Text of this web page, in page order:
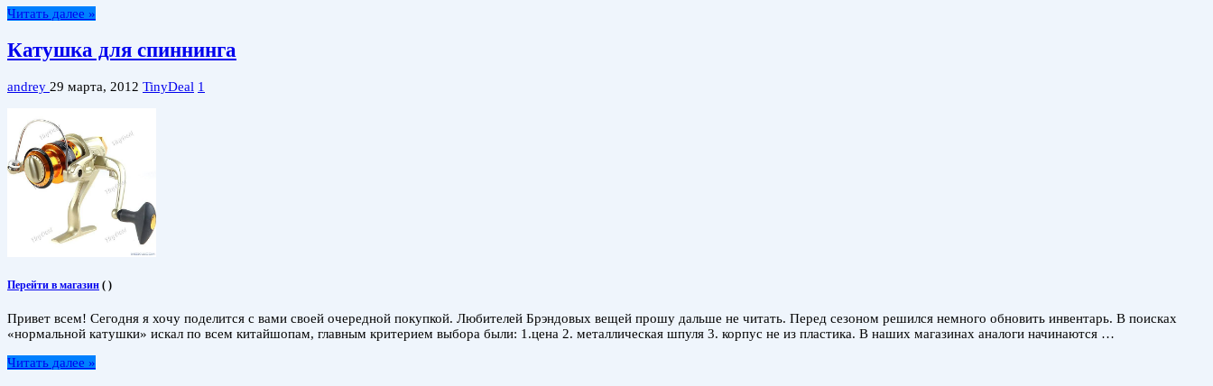
Читать далее »
Катушка для спиннинга
andrey 29 марта, 2012 TinyDeal 1
Перейти в магазин ( )
Привет всем! Сегодня я хочу поделится с вами своей очередной покупкой. Любителей Брэндовых вещей прошу дальше не читать. Перед сезоном решился немного обновить инвентарь. В поисках
«нормальной катушки» искал по всем китайшопам, главным критерием выбора были: 1.цена 2. металлическая шпуля 3. корпус не из пластика. В наших магазинах аналоги начинаются …
Читать далее »